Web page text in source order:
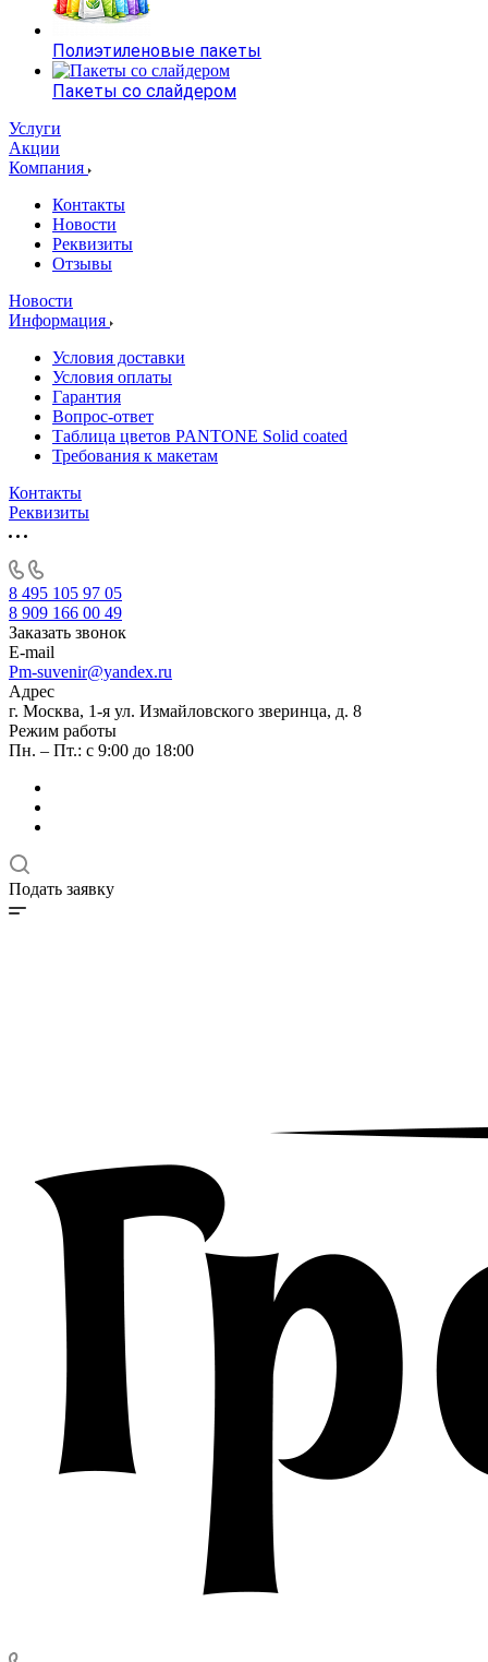
Полиэтиленовые пакеты
Пакеты со слайдером
Услуги
Акции
Компания
Контакты
Новости
Реквизиты
Отзывы
Новости
Информация
Условия доставки
Условия оплаты
Гарантия
Вопрос-ответ
Таблица цветов PANTONE Solid coated
Требования к макетам
Контакты
Реквизиты
8 495 105 97 05
8 909 166 00 49
Заказать звонок
E-mail
Pm-suvenir@yandex.ru
Адрес
г. Москва, 1-я ул. Измайловского зверинца, д. 8
Режим работы
Пн. – Пт.: с 9:00 до 18:00
Подать заявку